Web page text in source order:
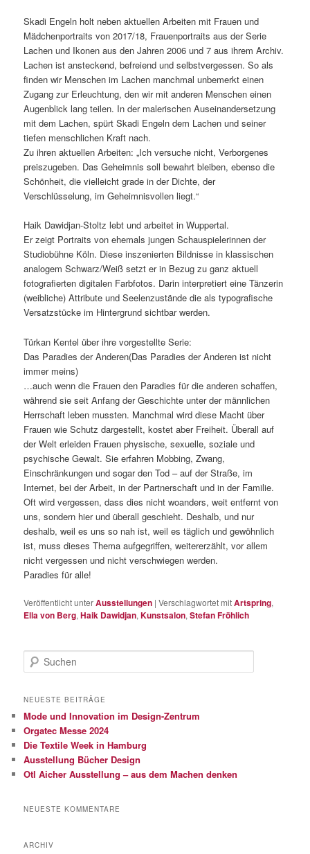
Skadi Engeln holt neben aktuellen Arbeiten mit Frauen und
Mädchenportraits von 2017/18, Frauenportraits aus der Serie
Lachen und Ikonen aus den Jahren 2006 und 7 aus ihrem Archiv.
Lachen ist ansteckend, befreiend und selbstvergessen. So als
finden wir Menschen im Lachen manchmal unbemerkt einen
Zugang zur Erleuchtung, den wir mit anderen Menschen einen
Augenblick lang teilen. In der malerischen Auseinandersetzung
mit dem Lachen, spürt Skadi Engeln dem Lachen und seiner
tiefen menschlichen Kraft nach.
Zu ihren aktuellen Arbeiten: „Ich versuche nicht, Verborgenes
preiszugeben. Das Geheimnis soll bewahrt bleiben, ebenso die
Schönheit, die vielleicht grade in der Dichte, der
Verschlüsselung, im Geheimnisvollen liegt.“
Haik Dawidjan-Stoltz lebt und arbeitet in Wuppertal.
Er zeigt Portraits von ehemals jungen Schauspielerinnen der
Studiobühne Köln. Diese inszenierten Bildnisse in klassischen
analogem Schwarz/Weiß setzt er in Bezug zu ganz aktuell
fotografierten digitalen Farbfotos. Darin interpretiert eine Tänzerin
(weibliche) Attribute und Seelenzustände die als typografische
Versatzstücke im Hintergrund sichtbar werden.
Türkan Kentel über ihre vorgestellte Serie:
Das Paradies der Anderen(Das Paradies der Anderen ist nicht
immer meins)
…auch wenn die Frauen den Paradies für die anderen schaffen,
während sie seit Anfang der Geschichte unter der männlichen
Herrschaft leben mussten. Manchmal wird diese Macht über
Frauen wie Schutz dargestellt, kostet aber Freiheit. Überall auf
der Welt erleiden Frauen physische, sexuelle, soziale und
psychische Gewalt. Sie erfahren Mobbing, Zwang,
Einschränkungen und sogar den Tod – auf der Straße, im
Internet, bei der Arbeit, in der Partnerschaft und in der Familie.
Oft wird vergessen, dass dies nicht woanders, weit entfernt von
uns, sondern hier und überall geschieht. Deshalb, und nur
deshalb, weil es uns so nah ist, weil es täglich und gewöhnlich
ist, muss dieses Thema aufgegriffen, weitererzählt, vor allem
nicht vergessen und nicht verschwiegen werden.
Paradies für alle!
Veröffentlicht unterAusstellungen |Verschlagwortet mitArtspring,
Ella von Berg,Haik Dawidjan,Kunstsalon,Stefan Fröhlich
u
h
n
NEUESTE BEITRÄGE
Mode und Innovation im Design-Zentrum
Orgatec Messe 2024
Die Textile Week in Hamburg
Ausstellung Bücher Design
Otl Aicher Ausstellung – aus dem Machen denken
NEUESTE KOMMENTARE
ARCHIV